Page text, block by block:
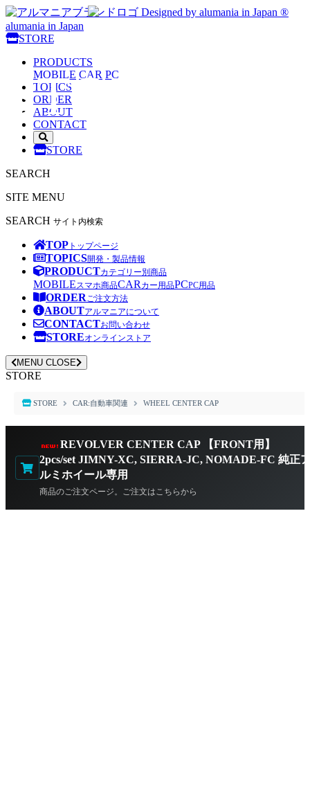
alumania
STORE
Designed by alumania in Japan ®
alumania in Japan
STORE
PRODUCTS
MOBILE CAR PC
TOPICS
ORDER
ABOUT
CONTACT
サ
イ
内
索
開
STORE
SEARCH
SITE MENU
SEARCH サイト内検索
TOP トップページ
TOPICS開発・製品情報
PRODUCTカテゴリー別商品
MOBILEスマホ商品CAR カー用品PCPC用品
ORDERご注文方法
ABOUTアルマニアについて
CONTACTお問い合わせ
STOREオンラインストア
MENU CLOSE
STORE
STORE CAR:自動車関連 WHEEL CENTER CAP
REVOLVER CENTER CAP 【FRONT用】
2pcs/set JIMNY-XC, SIERRA-JC, NOMADE-FC 純正
ルミホイール専用
商品のご注文ページ。ご注文はこちらから